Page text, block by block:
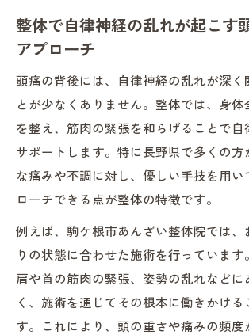
頭痛でお困りの方に整体がおすす
整体が頭痛で悩むお客様に支
を解説
自律神経の乱れによる頭痛に
ポイント
整体で実感できる頭痛軽減の
ーチ
多くのお客様が整体で頭痛が楽
体験
整体による頭痛ケアが他とど
整体が自律神経のバランスを整え
整体が自律神経のバランスを
整体で自律神経の乱れが起こす
アプローチ
頭痛の背後には、自律神経の乱れが深く
とが少なくありません。整体では、身体
を整え、筋肉の緊張を和らげることで自
サポートします。特に長野県で多くの方
な痛みや不調に対し、優しい手技を用
ローチできる点が整体の特徴です。
例えば、駒ケ根市あんざい整体院では、
りの状態に合わせた施術を行っていま
肩や首の筋肉の緊張、姿勢の乱れなどに
く、施術を通じてその根本に働きかける
す。これにより、頭の重さや痛みの頻度